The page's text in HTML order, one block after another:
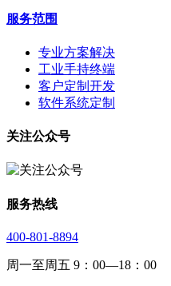
服务范围
专业方案解决
工业手持终端
客户定制开发
软件系统定制
关注公众号
服务热线
400-801-8894
周一至周五 9：00—18：00